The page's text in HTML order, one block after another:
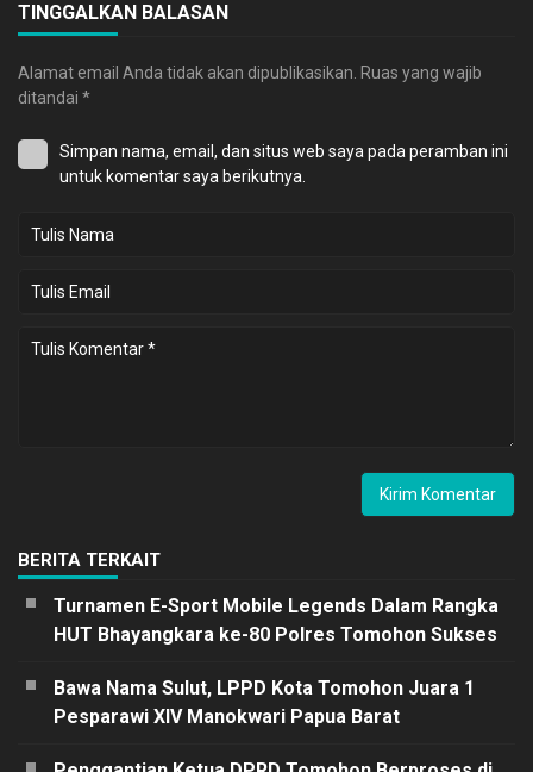
TINGGALKAN BALASAN
Alamat email Anda tidak akan dipublikasikan. Ruas yang wajib
ditandai *
Simpan nama, email, dan situs web saya pada peramban ini
untuk komentar saya berikutnya.
BERITA TERKAIT
Turnamen E-Sport Mobile Legends Dalam Rangka
HUT Bhayangkara ke-80 Polres Tomohon Sukses
Bawa Nama Sulut, LPPD Kota Tomohon Juara 1
Pesparawi XIV Manokwari Papua Barat